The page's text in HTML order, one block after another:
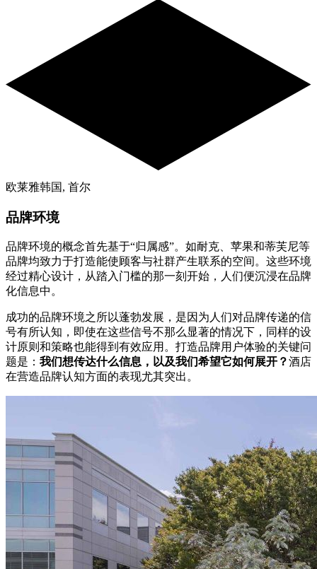
欧莱雅韩国, 首尔
品牌环境
品牌环境的概念首先基于“归属感”。如耐克、苹果和蒂芙尼等
品牌均致力于打造能使顾客与社群产生联系的空间。这些环境
经过精心设计，从踏入门槛的那一刻开始，人们便沉浸在品牌
化信息中。
成功的品牌环境之所以蓬勃发展，是因为人们对品牌传递的信
号有所认知，即使在这些信号不那么显著的情况下，同样的设
计原则和策略也能得到有效应用。打造品牌用户体验的关键问
题是： 我们想传达什么信息，以及我们希望它如何展开？酒店
在营造品牌认知方面的表现尤其突出。